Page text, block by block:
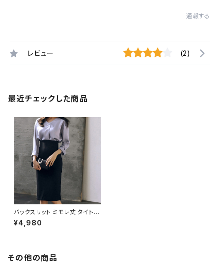
通報する
レビュー (2)
最近チェックした商品
バックスリット ミモレ丈 タイトス
カート C-SSS1003
¥4,980
その他の商品